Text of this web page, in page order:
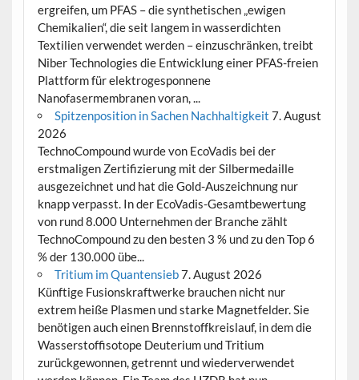
ergreifen, um PFAS – die synthetischen „ewigen
Chemikalien“, die seit langem in wasserdichten
Textilien verwendet werden – einzuschränken, treibt
Niber Technologies die Entwicklung einer PFAS-freien
Plattform für elektrogesponnene
Nanofasermembranen voran, ...
Spitzenposition in Sachen Nachhaltigkeit 7. August
2026
TechnoCompound wurde von EcoVadis bei der
erstmaligen Zertifizierung mit der Silbermedaille
ausgezeichnet und hat die Gold-Auszeichnung nur
knapp verpasst. In der EcoVadis-Gesamtbewertung
von rund 8.000 Unternehmen der Branche zählt
TechnoCompound zu den besten 3 % und zu den Top 6
% der 130.000 übe...
Tritium im Quantensieb7. August 2026
Künftige Fusionskraftwerke brauchen nicht nur
extrem heiße Plasmen und starke Magnetfelder. Sie
benötigen auch einen Brennstoffkreislauf, in dem die
Wasserstoffisotope Deuterium und Tritium
zurückgewonnen, getrennt und wiederverwendet